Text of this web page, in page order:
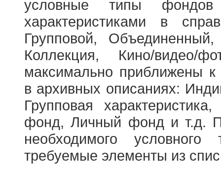
условные типы
характеристиками в
Групповой,
Коллекция, Кино/
максимально приближены
в архивных описаниях:
Групповая
фонд, Личный фонд и т.д.
необходимого
требуемые элементы из